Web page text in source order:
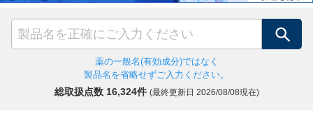
検索
薬の一般名(有効成分)ではなく
製品名を省略せずご入力ください。
総取扱点数 16,324件 (最終更新日 2026/08/08現在)